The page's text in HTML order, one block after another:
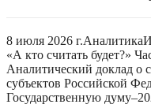
8 июля 2026 г.Аналитика
«А кто считать будет?»
Аналитический доклад о
субъектов Российской
Государственную